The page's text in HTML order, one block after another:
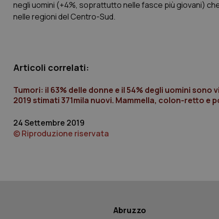
negli uomini (+4%, soprattutto nelle fasce più giovani)
nelle regioni del Centro-Sud.
Articoli correlati:
Tumori: il 63% delle donne e il 54% degli uomini
2019 stimati 371mila nuovi. Mammella, colon-retto e
24 Settembre 2019
© Riproduzione riservata
Abruzzo
__Secure-
ROLLOUT_TOKEN